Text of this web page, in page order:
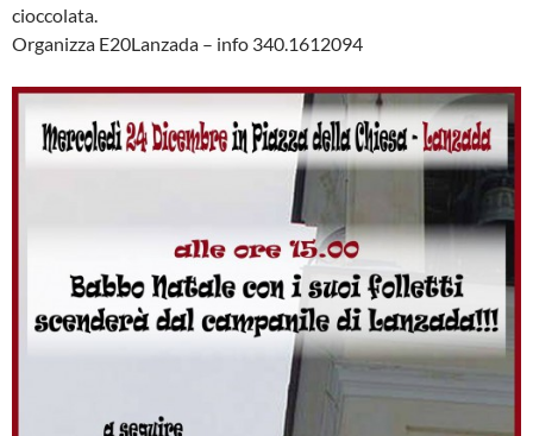
cioccolata.
Organizza E20Lanzada – info 340.1612094